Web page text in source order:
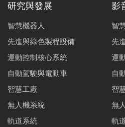
研究與發展
智慧機器人
先進與綠色製程設備
運動控制核心系統
自動駕駛與電動車
智慧工廠
無人機系統
軌道系統
影
智
先
運
自
智
無
軌